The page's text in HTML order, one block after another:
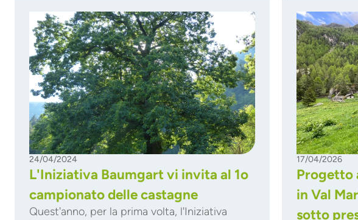
24/04/2024
L'Iniziativa Baumgart vi invita al 1o
campionato delle castagne
Quest'anno, per la prima volta, l'Iniziativa
17/04/2026
Progetto
in Val
sotto